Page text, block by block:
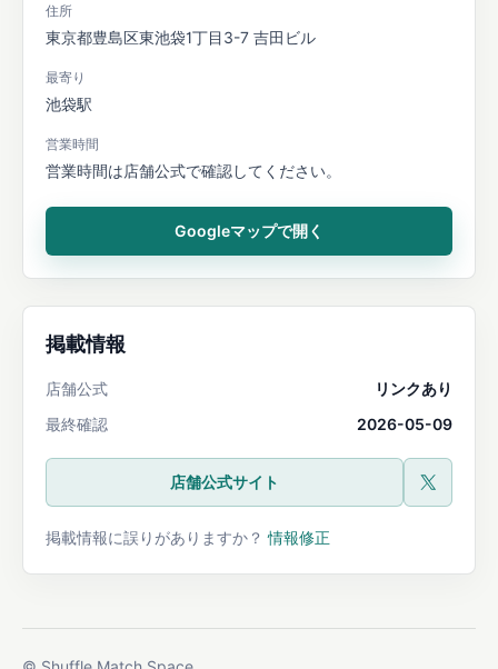
住所
東京都豊島区東池袋1丁目3-7 吉田ビル
最寄り
池袋駅
営業時間
営業時間は店舗公式で確認してください。
Googleマップで開く
掲載情報
店舗公式
リンクあり
最終確認
2026-05-09
店舗公式サイト 公式X
掲載情報に誤りがありますか？情報修正